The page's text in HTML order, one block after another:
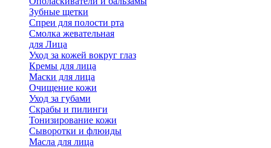
Зубные щетки
Спреи для полости рта
Смолка жевательная
для Лица
Уход за кожей вокруг глаз
Кремы для лица
Маски для лица
Очищение кожи
Уход за губами
Скрабы и пилинги
Тонизирование кожи
Сыворотки и флюиды
Масла для лица